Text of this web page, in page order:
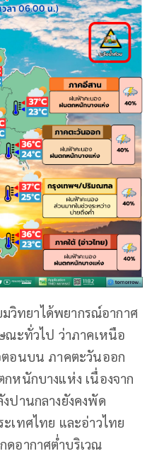
วิทยาได้พยากรณ์อากาศ
ณะทั่วไป ว่าภาคเหนือ
ตอนบน ภาคตะวันออก
หนักบางแห่ง เนื่องจาก
ปานกลางยังคงพัด
เทศไทย และอ่าวไทย
อากาศต่ำบริเวณ